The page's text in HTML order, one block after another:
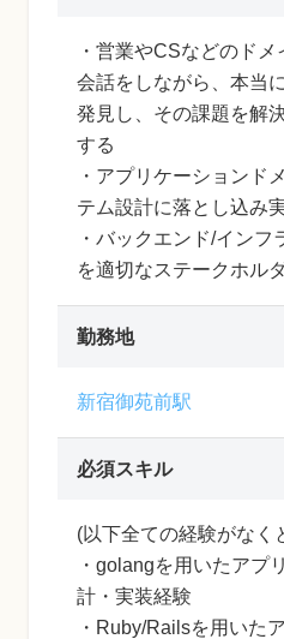
・営業やCSなどのド
会話をしながら、本当
発見し、その課題を解
する
・アプリケーションド
テム設計に落とし込み
・バックエンド/インフ
を適切なステークホル
勤務地
新宿御苑前駅
必須スキル
(以下全ての経験がなく
・golangを用いたアプ
計・実装経験
・Ruby/Railsを用いた